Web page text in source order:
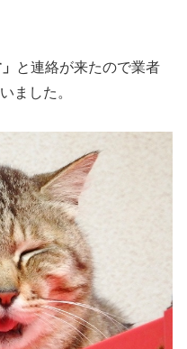
と連絡が来たので業者
ました。